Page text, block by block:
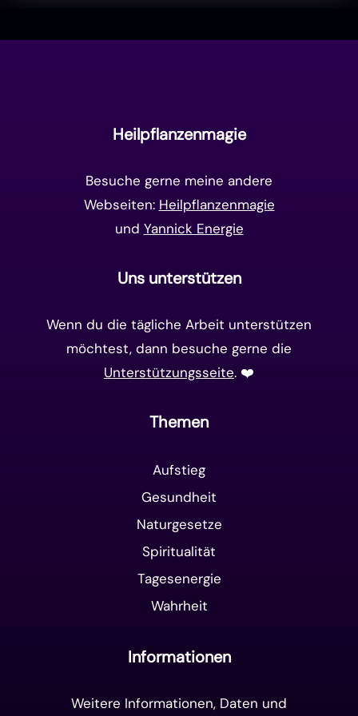
Heilpflanzenmagie
Besuche gerne meine andere
Webseiten: Heilpflanzenmagie
und Yannick Energie
Uns unterstützen
Wenn du die tägliche Arbeit unterstützen
möchtest, dann besuche gerne die
Unterstützungsseite. ❤️️
Themen
Aufstieg
Gesundheit
Naturgesetze
Spiritualität
Tagesenergie
Wahrheit
Informationen
Weitere Informationen, Daten und